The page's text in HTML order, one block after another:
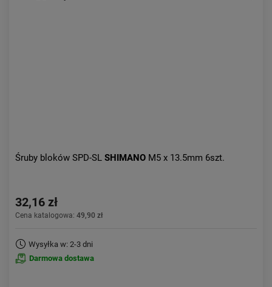
Śruby bloków SPD-SL SHIMANO M5 x 13.5mm 6szt.
32,16 zł
Cena katalogowa: 49,90 zł
Wysyłka w: 2-3 dni
Darmowa dostawa